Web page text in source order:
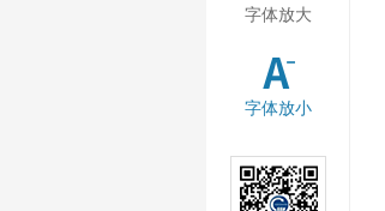
字体放大
字体放小